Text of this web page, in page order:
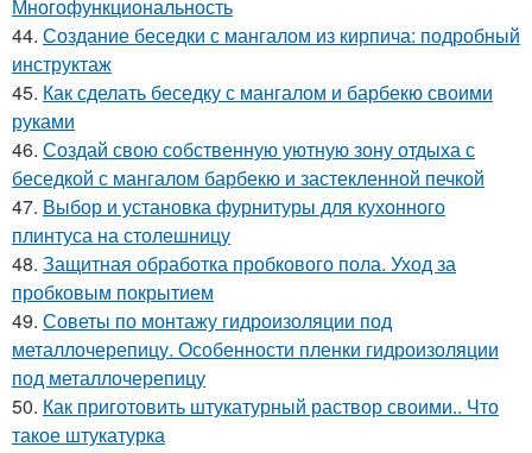
Многофункциональность
44. Создание беседки с мангалом из кирпича: подробный
инструктаж
45. Как сделать беседку с мангалом и барбекю своими
руками
46. Создай свою собственную уютную зону отдыха с
беседкой с мангалом барбекю и застекленной печкой
47. Выбор и установка фурнитуры для кухонного
плинтуса на столешницу
48. Защитная обработка пробкового пола. Уход за
пробковым покрытием
49. Советы по монтажу гидроизоляции под
металлочерепицу. Особенности пленки гидроизоляции
под металлочерепицу
50. Как приготовить штукатурный раствор своими.. Что
такое штукатурка